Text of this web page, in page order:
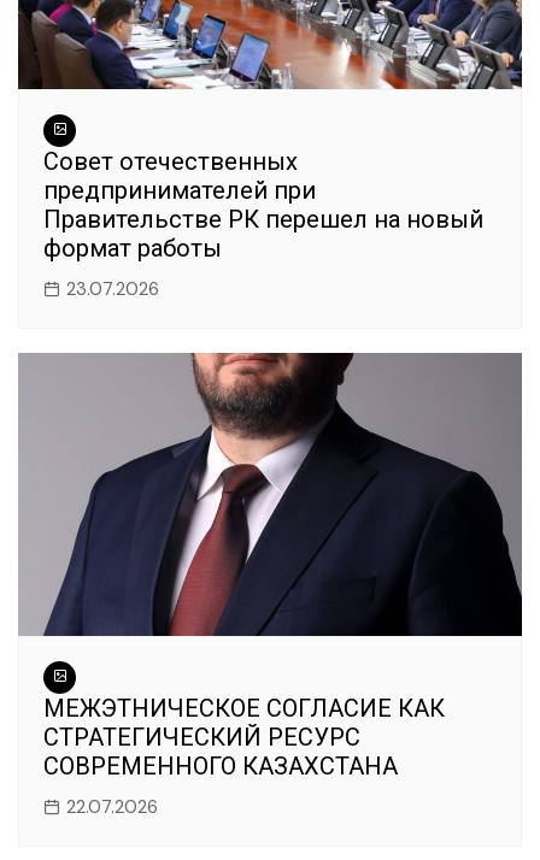
Совет отечественных
предпринимателей при
Правительстве РК перешел на новый
формат работы
23.07.2026
МЕЖЭТНИЧЕСКОЕ СОГЛАСИЕ КАК
СТРАТЕГИЧЕСКИЙ РЕСУРС
СОВРЕМЕННОГО КАЗАХСТАНА
22.07.2026